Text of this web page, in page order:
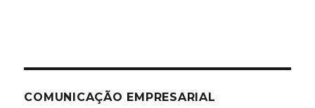
COMUNICAÇÃO EMPRESARIAL